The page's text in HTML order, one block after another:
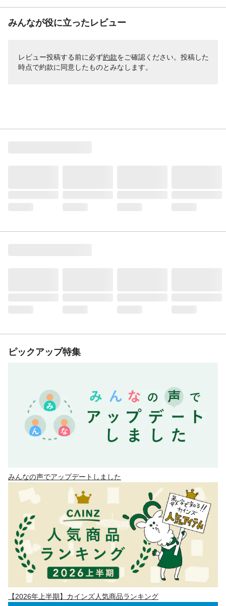
みんなが役に立ったレビュー
レビュー投稿する前に必ず約款をご確認ください。投稿した
時点で約款に同意したものとみなします。
ピックアップ特集
みんなの声でアップデートしました
【2026年上半期】カインズ人気商品ランキング